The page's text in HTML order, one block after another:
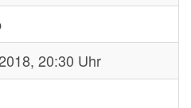
20:30 Uhr